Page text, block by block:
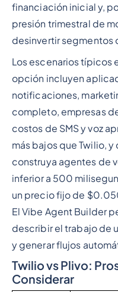
financiación inicial y,
presión trimestral de
desinvertir segmentos
Los escenarios típicos
opción incluyen
notificaciones,
completo, empresas
costos de SMS y voz
más bajos que Twilio,
construya agentes de
inferior a 500
un precio fijo de
El Vibe Agent Builder
describir el trabajo de
y generar flujos
Twilio vs Plivo:
Considerar